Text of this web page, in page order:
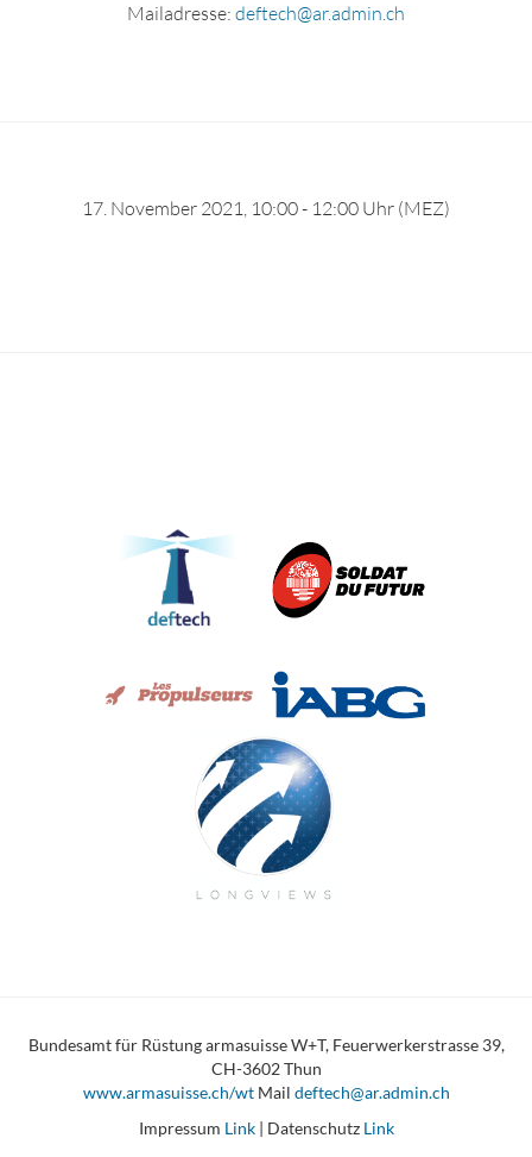
Mailadresse: deftech@ar.admin.ch
17. November 2021, 10:00 - 12:00 Uhr (MEZ)
Bundesamt für Rüstung armasuisse W+T, Feuerwerkerstrasse 39,
CH-3602 Thun
www.armasuisse.ch/wtMail deftech@ar.admin.ch
Impressum Link| Datenschutz Link